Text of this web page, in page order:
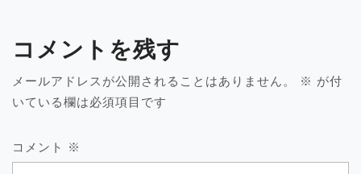
コメントを残す
メールアドレスが公開されることはありません。 ※ が付
いている欄は必須項目です
コメント ※